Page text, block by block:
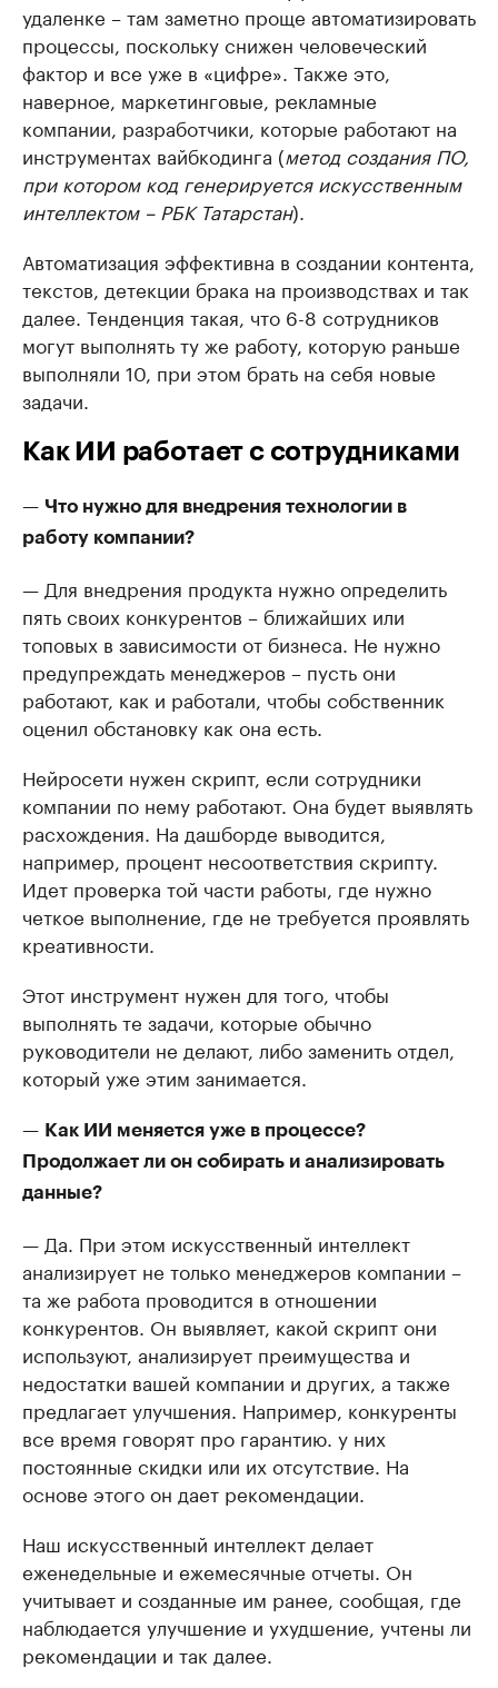
удаленке – там заметно проще автоматизировать
процессы, поскольку снижен человеческий
фактор и все уже в «цифре». Также это,
наверное, маркетинговые, рекламные
компании, разработчики, которые работают на
инструментах вайбкодинга (метод создания ПО,
при котором код генерируется искусственным
интеллектом – РБК Татарстан).
Автоматизация эффективна в создании контента,
текстов, детекции брака на производствах и так
далее. Тенденция такая, что 6-8 сотрудников
могут выполнять ту же работу, которую раньше
выполняли 10, при этом брать на себя новые
задачи.
Как ИИ работает с сотрудниками
— Что нужно для внедрения технологии в
работу компании?
— Для внедрения продукта нужно определить
пять своих конкурентов – ближайших или
топовых в зависимости от бизнеса. Не нужно
предупреждать менеджеров – пусть они
работают, как и работали, чтобы собственник
оценил обстановку как она есть.
Нейросети нужен скрипт, если сотрудники
компании по нему работают. Она будет выявлять
расхождения. На дашборде выводится,
например, процент несоответствия скрипту.
Идет проверка той части работы, где нужно
четкое выполнение, где не требуется проявлять
креативности.
Этот инструмент нужен для того, чтобы
выполнять те задачи, которые обычно
руководители не делают, либо заменить отдел,
который уже этим занимается.
— Как ИИ меняется уже в процессе?
Продолжает ли он собирать и анализировать
данные?
— Да. При этом искусственный интеллект
анализирует не только менеджеров компании –
та же работа проводится в отношении
конкурентов. Он выявляет, какой скрипт они
используют, анализирует преимущества и
недостатки вашей компании и других, а также
предлагает улучшения. Например, конкуренты
все время говорят про гарантию. у них
постоянные скидки или их отсутствие. На
основе этого он дает рекомендации.
Наш искусственный интеллект делает
еженедельные и ежемесячные отчеты. Он
учитывает и созданные им ранее, сообщая, где
наблюдается улучшение и ухудшение, учтены ли
рекомендации и так далее.